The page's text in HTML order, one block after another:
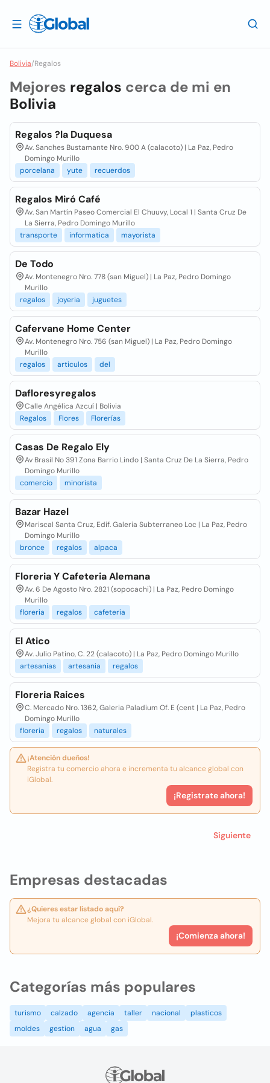
Bolivia/Regalos
Empresas destacadas
¿Quieres estar listado aquí?
Mejora tu alcance global con iGlobal.
¡Comienza ahora!
Mejores regalos cerca de mi en
Bolivia
Regalos ?la Duquesa
Av. Sanches Bustamante Nro. 900 A (calacoto) | La Paz, Pedro
Domingo Murillo
porcelana
yute recuerdos
Regalos Miró Café
Av. San Martín Paseo Comercial El Chuuvy, Local 1 | Santa Cruz De
La Sierra, Pedro Domingo Murillo
transporte
informatica mayorista
De Todo
Av. Montenegro Nro. 778 (san Miguel) | La Paz, Pedro Domingo
Murillo
regalos
joyeria juguetes
Cafervane Home Center
Av. Montenegro Nro. 756 (san Miguel) | La Paz, Pedro Domingo
Murillo
regalos
articulos del
Dafloresyregalos
Calle Angélica Azcuí | Bolivia
Regalos
Flores Florerías
Casas De Regalo Ely
Av Brasil No 391 Zona Barrio Lindo | Santa Cruz De La Sierra, Pedro
Domingo Murillo
comercio
minorista
Bazar Hazel
Mariscal Santa Cruz, Edif. Galeria Subterraneo Loc | La Paz, Pedro
Domingo Murillo
bronce
regalos alpaca
Floreria Y Cafeteria Alemana
Av. 6 De Agosto Nro. 2821 (sopocachi) | La Paz, Pedro Domingo
Murillo
floreria
regalos cafeteria
El Atico
Av. Julio Patino, C. 22 (calacoto) | La Paz, Pedro Domingo Murillo
artesanias
artesania regalos
Floreria Raices
C. Mercado Nro. 1362, Galeria Paladium Of. E (cent | La Paz, Pedro
Domingo Murillo
floreria
regalos naturales
¡Atención dueños!
Registra tu comercio ahora e incrementa tu alcance global con
iGlobal.
¡Registrate ahora!
Siguiente
Categorías más populares
turismo calzado agencia taller nacional
plasticos
moldes
gestion agua gas